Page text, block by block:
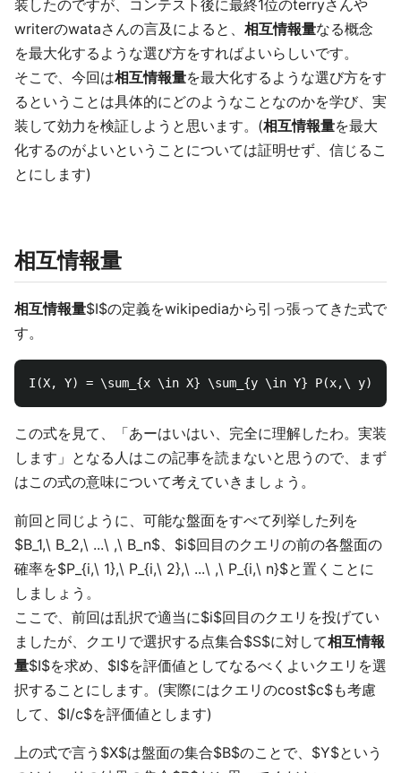
装したのですが、コンテスト後に最終1位のterryさんや
writerのwataさんの言及によると、 相互情報量なる概念
を最大化するような選び方をすればよいらしいです。
そこで、今回は相互情報量を最大化するような選び方をす
るということは具体的にどのようなことなのかを学び、実
装して効力を検証しようと思います。(相互情報量を最大
化するのがよいということについては証明せず、信じるこ
とにします)
相互情報量
相互情報量$I$の定義をwikipediaから引っ張ってきた式で
す。
この式を見て、「あーはいはい、完全に理解したわ。実装
します」となる人はこの記事を読まないと思うので、まず
はこの式の意味について考えていきましょう。
前回と同じように、可能な盤面をすべて列挙した列を
$B_1,\ B_2,\ ...\ ,\ B_n$、$i$回目のクエリの前の各盤面の
確率を$P_{i,\ 1},\ P_{i,\ 2},\ ...\ ,\ P_{i,\ n}$と置くことに
しましょう。
ここで、前回は乱択で適当に$i$回目のクエリを投げてい
ましたが、クエリで選択する点集合$S$に対して相互情報
量$I$を求め、$I$を評価値としてなるべくよいクエリを選
択することにします。(実際にはクエリのcost$c$も考慮
して、$I/c$を評価値とします)
上の式で言う$X$は盤面の集合$B$のことで、$Y$という